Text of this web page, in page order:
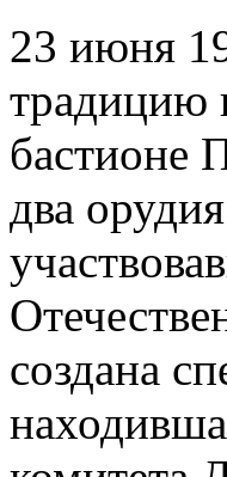
23 июня
традицию
бастионе
два
создана